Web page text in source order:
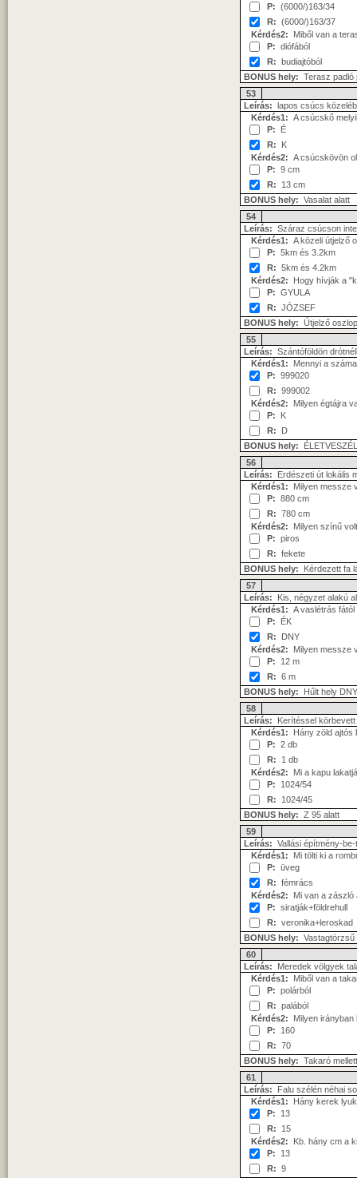
P: (6000/)163/34
R: (6000/)163/37
Kérdés2: Miből van a
P: diófából
R: budiajtóból
BONUS hely: Terasz padló
53
Leírás: lapos csúcs
Kérdés1: A csúcskő
P: É
R: K
Kérdés2: A csúcskövön
P: 9 cm
R: 13 cm
BONUS hely: Vasalat alatt
54
Leírás: Száraz csúcson
Kérdés1: A közeli útjelző
P: 5km és 3.2km
R: 5km és 4.2km
Kérdés2: Hogy hívják a
P: GYULA
R: JÓZSEF
BONUS hely: Útjelző
55
Leírás: Szántóföldön
Kérdés1: Mennyi a
P: 999020
R: 999002
Kérdés2: Milyen égtájra
P: K
R: D
BONUS hely:
56
Leírás: Erdészeti út lokális
Kérdés1: Milyen messze
P: 880 cm
R: 780 cm
Kérdés2: Milyen színű
P: piros
R: fekete
BONUS hely: Kérdezett fa
57
Leírás: Kis, négyzet alakú
Kérdés1: A vaslétrás
P: ÉK
R: DNY
Kérdés2: Milyen messze
P: 12 m
R: 6 m
BONUS hely: Hűlt hely
58
Leírás: Kerítéssel körbevett
Kérdés1: Hány zöld ajtós
P: 2 db
R: 1 db
Kérdés2: Mi a kapu
P: 1024/54
R: 1024/45
BONUS hely: Z 95 alatt
59
Leírás: Vallási építmény-
Kérdés1: Mi tölti ki a
P: üveg
R: fémrács
Kérdés2: Mi van a zászló
P: siratják+földrehull
R: veronika+leroskad
BONUS hely: Vastagtörzsű
60
Leírás: Meredek völgyek
Kérdés1: Miből van a
P: polárból
R: palából
Kérdés2: Milyen irányban
P: 160
R: 70
BONUS hely: Takaró
61
Leírás: Falu szélén néhai
Kérdés1: Hány kerek
P: 13
R: 15
Kérdés2: Kb. hány cm a
P: 13
R: 9